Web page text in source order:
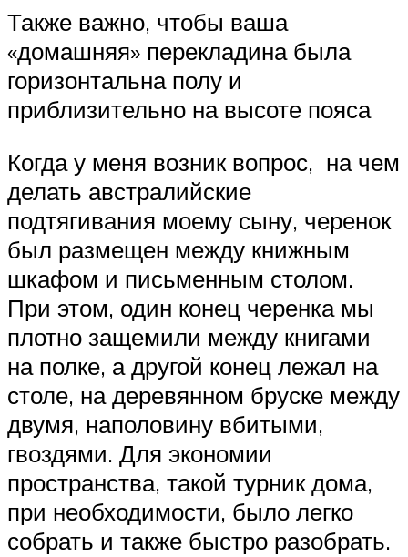
Также важно, чтобы ваша
«домашняя» перекладина была
горизонтальна полу и
приблизительно на высоте пояса
Когда у меня возник вопрос, на чем
делать австралийские
подтягивания моему сыну, черенок
был размещен между книжным
шкафом и письменным столом.
При этом, один конец черенка мы
плотно защемили между книгами
на полке, а другой конец лежал на
столе, на деревянном бруске между
двумя, наполовину вбитыми,
гвоздями. Для экономии
пространства, такой турник дома,
при необходимости, было легко
собрать и также быстро разобрать.